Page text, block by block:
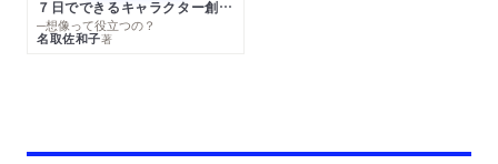
７日でできるキャラクター創作入門
─想像って役立つの？
名取佐和子著